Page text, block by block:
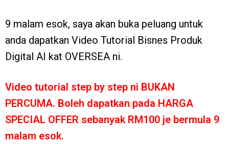
9 malam esok, saya akan buka peluang untuk
anda dapatkan Video Tutorial Bisnes Produk
Digital AI kat OVERSEA ni.
Video tutorial step by step ni BUKAN
PERCUMA. Boleh dapatkan pada HARGA
SPECIAL OFFER sebanyak RM100 je bermula 9
malam esok.